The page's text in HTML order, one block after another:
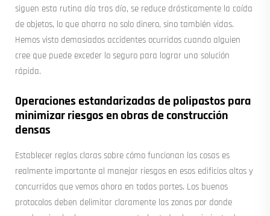
siguen esta rutina día tras día, se reduce drásticamente la caída
de objetos, lo que ahorra no solo dinero, sino también vidas.
Hemos visto demasiados accidentes ocurridos cuando alguien
cree que puede exceder lo seguro para lograr una solución
rápida.
Operaciones estandarizadas de polipastos para
minimizar riesgos en obras de construcción
densas
Establecer reglas claras sobre cómo funcionan las cosas es
realmente importante al manejar riesgos en esos edificios altos y
concurridos que vemos ahora en todas partes. Los buenos
protocolos deben delimitar claramente las zonas por donde